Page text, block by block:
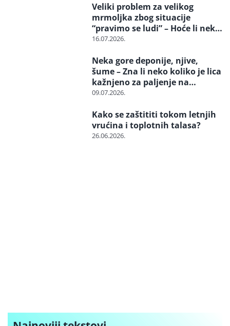
Veliki problem za velikog
mrmoljka zbog situacije
“pravimo se ludi” – Hoće li neko
reagovati i spasiti strogo
16.07.2026.
Neka gore deponije, njive,
šume – Zna li neko koliko je lica
kažnjeno za paljenje na
otvorenom
09.07.2026.
Kako se zaštititi tokom letnjih
vrućina i toplotnih talasa?
26.06.2026.